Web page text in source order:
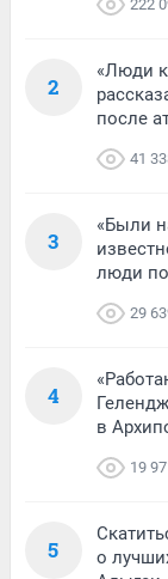
222
2
«Люди
после
41
3
«Были
люди
29
4
в
19
5
о